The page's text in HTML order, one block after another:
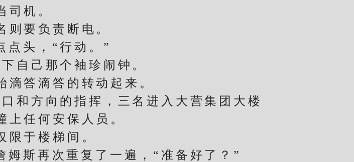
司机。
要负责断电。
头，“行动。”
己那个袖珍闹钟。
答滴答的转动起来。
方向的指挥，三名进入大营集团大楼
上任何安保人员。
于楼梯间。
斯再次重复了一遍，“准备好了？”